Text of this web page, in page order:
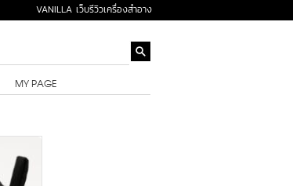
VANILLA เว็บรีวิวเครื่องสำอาง
MY PAGE